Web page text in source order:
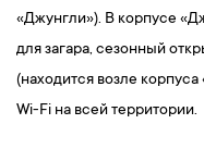
«Джунгли»). В корпусе
для загара, сезонный
(находится возле
Wi-Fi на всей территории.